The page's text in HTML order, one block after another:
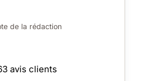
de la rédaction
avis clients